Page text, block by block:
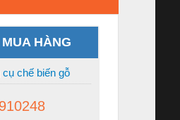
HÀNG
chế biến gỗ